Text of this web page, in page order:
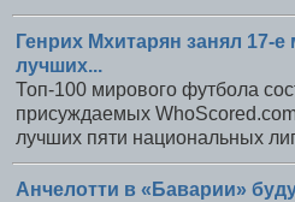
Генрих Мхитарян занял 17-е
лучших...
Топ-100 мирового футбола
присуждаемых
лучших пяти национальных
Анчелотти в «Баварии»